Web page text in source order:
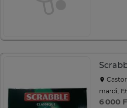
mardi,
6 000